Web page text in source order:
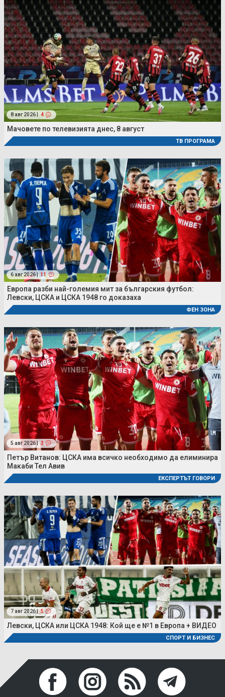
8 авг 2026 | 4
Мачовете по телевизията днес, 8 август
ТВ ПРОГРАМА
6 авг 2026 | 11
Европа разби най-големия мит за българския футбол:
Левски, ЦСКА и ЦСКА 1948 го доказаха
ФЕН ЗОНА
5 авг 2026 | 3
Петър Витанов: ЦСКА има всичко необходимо да елиминира
Макаби Тел Авив
ЕКСПЕРТЪТ ГОВОРИ
7 авг 2026 | 5
Левски, ЦСКА или ЦСКА 1948: Кой ще е №1 в Европа + ВИДЕО
СПОРТ И БИЗНЕС